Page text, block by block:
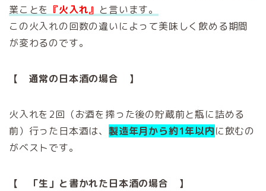
業ことを 『火入れ』 と言います。
この火入れの回数の違いによって美味しく飲める期間
が変わるのです。
【 通常の日本酒の場合 】
火入れを2回（お酒を搾った後の貯蔵前と瓶に詰める
前）行った日本酒は、 製造年月から約1年以内に飲むの
がベストです。
【 「生」と書かれた日本酒の場合 】